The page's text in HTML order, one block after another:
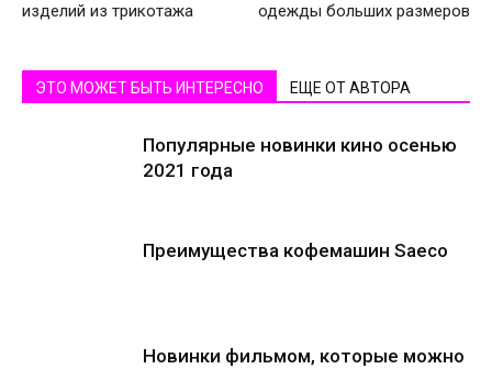
изделий из трикотажа
одежды больших размеров
ЭТО МОЖЕТ БЫТЬ ИНТЕРЕСНО ЕЩЕ ОТ АВТОРА
Популярные новинки кино осенью
2021 года
Преимущества кофемашин Saeco
Новинки фильмом, которые можно